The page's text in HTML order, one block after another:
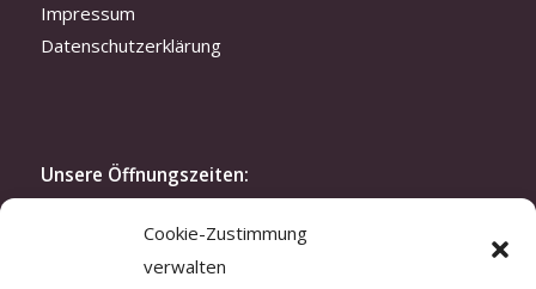
Cookie-Zustimmung
verwalten
Impressum
Datenschutzerklärung
Unsere Öffnungszeiten:
Samstag: 11.30-16 Uhr
oder nach Vereinbarung